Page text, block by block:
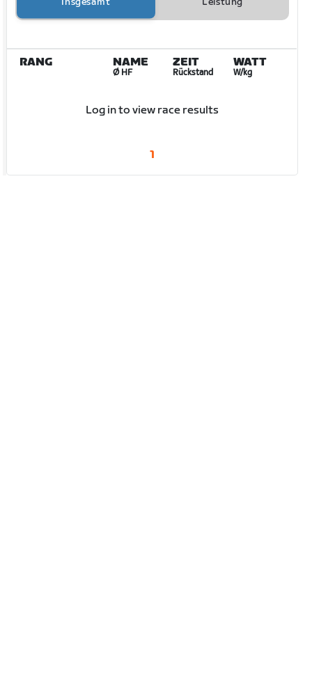
RANG NAME
Ø HF
ZEIT
Rückstand
WATT
W/kg
Log in to view race results
1